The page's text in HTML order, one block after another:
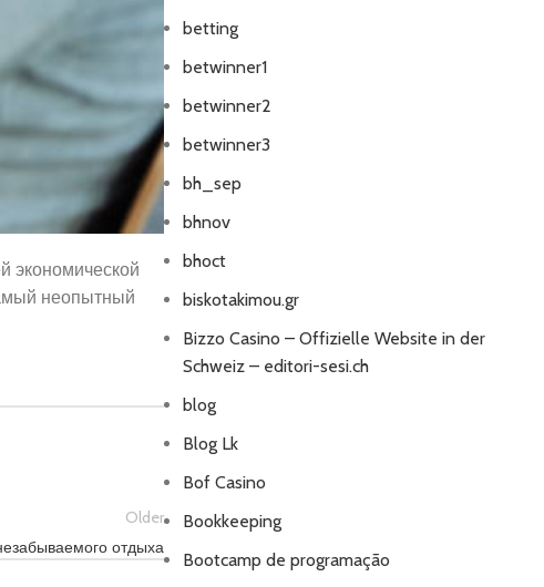
экономической
неопытный
Older
отдыха
betting
betwinner1
betwinner2
betwinner3
bh_sep
bhnov
bhoct
biskotakimou.gr
Bizzo Casino – Offizielle Website in der
Schweiz – editori-sesi.ch
blog
Blog Lk
Bof Casino
Bookkeeping
Bootcamp de programação